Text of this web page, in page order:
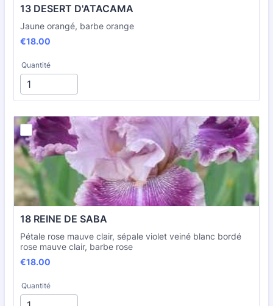
13 DESERT D'ATACAMA
Jaune orangé, barbe orange
€18.00
€18.00
Quantité
18 REINE DE SABA
Pétale rose mauve clair, sépale violet veiné blanc bordé
rose mauve clair, barbe rose
€18.00
€18.00
Quantité